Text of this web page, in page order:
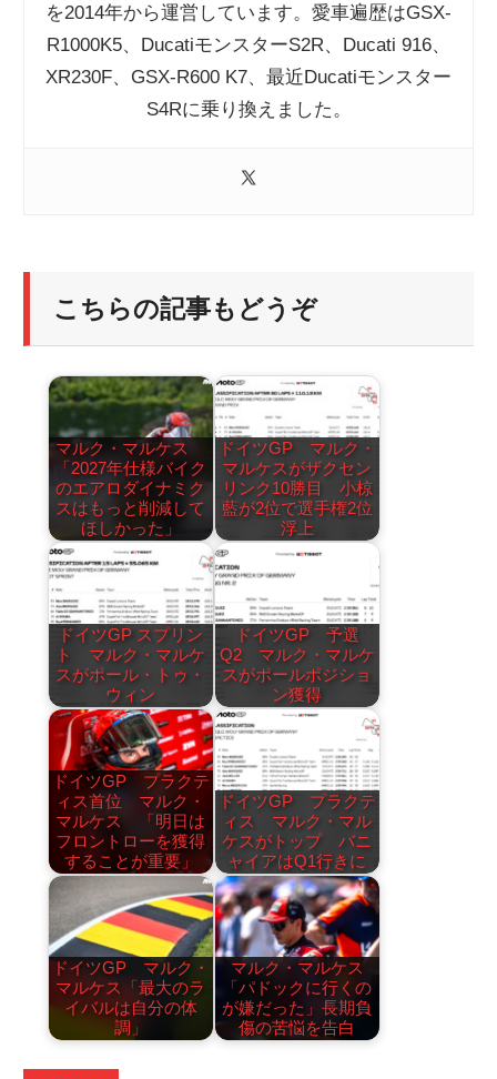
を2014年から運営しています。愛車遍歴はGSX-
R1000K5、DucatiモンスターS2R、Ducati 916、
XR230F、GSX-R600 K7、最近Ducatiモンスター
S4Rに乗り換えました。
こちらの記事もどうぞ
マルク・マルケス
「2027年仕様バイク
のエアロダイナミク
スはもっと削減して
ほしかった」
ドイツGP マルク・
マルケスがザクセン
リンク10勝目 小椋
藍が2位で選手権2位
浮上
ドイツGP スプリン
ト マルク・マルケ
スがポール・トゥ・
ウィン
ドイツGP 予選
Q2 マルク・マルケ
スがポールポジショ
ン獲得
ドイツGP プラクテ
ィス首位 マルク・
マルケス 「明日は
フロントローを獲得
することが重要」
ドイツGP プラクテ
ィス マルク・マル
ケスがトップ バニ
ャイアはQ1行きに
ドイツGP マルク・
マルケス「最大のラ
イバルは自分の体
調」
マルク・マルケス
「パドックに行くの
が嫌だった」長期負
傷の苦悩を告白